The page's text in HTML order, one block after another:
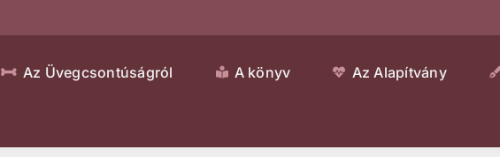
Az Üvegcsontúságról A könyv Az Alapítvány